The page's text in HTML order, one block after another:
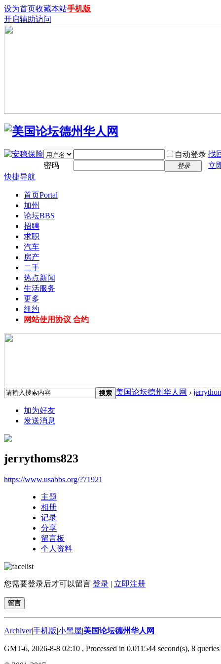
设为首页收藏本站手机版
开启辅助访问
自动登录 找
密码
登录
立
快捷导航
首页Portal
加州
论坛BBS
招聘
求职
汽车
房产
二手
热点新闻
生活服务
更多
纽约
网站使用协议 合约
搜索 美国论坛德州华人网 ›
加为好友
发送消息
jerrythoms823
https://www.usabbs.org/?71921
主题
相册
记录
分享
留言板
个人资料
您需要登录后才可以留言 登录 | 立即注册
留言
Archiver|手机版|小黑屋|美国论坛德州华人网
GMT-6, 2026-8-8 02:10 , Processed in 0.011544 second(s), 8 queries